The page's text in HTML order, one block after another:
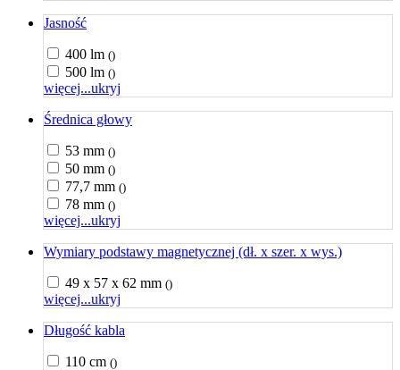
Jasność
400 lm ()
500 lm ()
więcej...ukryj
Średnica głowy
53 mm ()
50 mm ()
77,7 mm ()
78 mm ()
więcej...ukryj
Wymiary podstawy magnetycznej (dł. x szer. x wys.)
49 x 57 x 62 mm ()
więcej...ukryj
Długość kabla
110 cm ()